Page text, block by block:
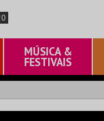
MÚSICA &
FESTIVAIS